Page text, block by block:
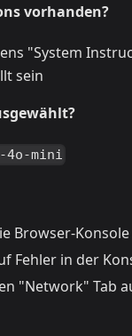
vorhanden?
"System
sein
4o-mini
Browser-Konsole
Fehler in der
"Network" Tab